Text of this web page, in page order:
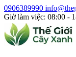
0906389990
Giờ làm việc: 08:00 -